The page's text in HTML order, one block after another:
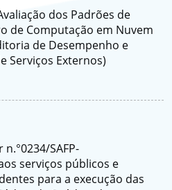
dos Padrões de
de Computação em Nuvem
de Desempenho e
Serviços Externos)
SAFP-
serviços públicos e
para a execução das